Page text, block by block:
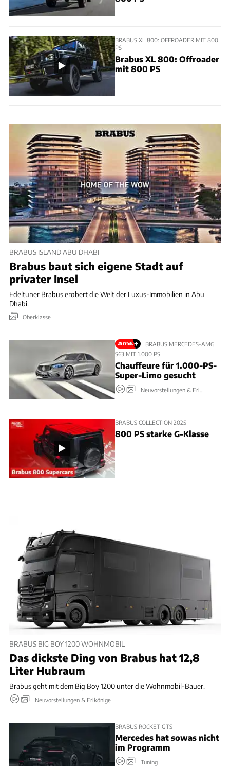
BRABUS XL 800: OFFROADER MIT 800
PS
Brabus XL 800: Offroader
mit 800 PS
BRABUS ISLAND ABU DHABI
Brabus baut sich eigene Stadt auf
privater Insel
Edeltuner Brabus erobert die Welt der Luxus-Immobilien in Abu
Dhabi.
Oberklasse
BRABUS MERCEDES-AMG
S63 MIT 1.000 PS
Chauffeure für 1.000-PS-
Super-Limo gesucht
Neuvorstellungen & Erlkönige
BRABUS COLLECTION 2025
800 PS starke G-Klasse
BRABUS BIG BOY 1200 WOHNMOBIL
Das dickste Ding von Brabus hat 12,8
Liter Hubraum
Brabus geht mit dem Big Boy 1200 unter die Wohnmobil-Bauer.
Neuvorstellungen & Erlkönige
BRABUS ROCKET GTS
Mercedes hat sowas nicht
im Programm
Tuning